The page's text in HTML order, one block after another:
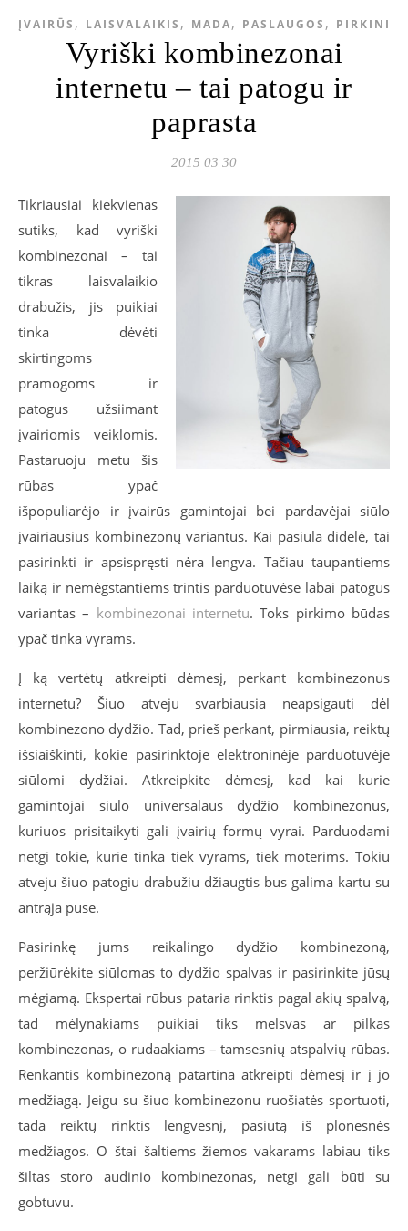
ĮVAIRŪS , LAISVALAIKIS , MADA, PASLAUGOS , PIRKINIAI
Vyriški kombinezonai
internetu – tai patogu ir
paprasta
2015 03 30
Tikriausiai kiekvienas
sutiks, kad vyriški
kombinezonai – tai
tikras laisvalaikio
drabužis, jis puikiai
tinka dėvėti
skirtingoms
pramogoms ir
patogus užsiimant
įvairiomis veiklomis.
Pastaruoju metu šis
rūbas ypač
išpopuliarėjo ir įvairūs gamintojai bei pardavėjai siūlo
įvairiausius kombinezonų variantus. Kai pasiūla didelė, tai
pasirinkti ir apsispręsti nėra lengva. Tačiau taupantiems
laiką ir nemėgstantiems trintis parduotuvėse labai patogus
variantas – kombinezonai internetu. Toks pirkimo būdas
ypač tinka vyrams.
Į ką vertėtų atkreipti dėmesį, perkant kombinezonus
internetu? Šiuo atveju svarbiausia neapsigauti dėl
kombinezono dydžio. Tad, prieš perkant, pirmiausia, reiktų
išsiaiškinti, kokie pasirinktoje elektroninėje parduotuvėje
siūlomi dydžiai. Atkreipkite dėmesį, kad kai kurie
gamintojai siūlo universalaus dydžio kombinezonus,
kuriuos prisitaikyti gali įvairių formų vyrai. Parduodami
netgi tokie, kurie tinka tiek vyrams, tiek moterims. Tokiu
atveju šiuo patogiu drabužiu džiaugtis bus galima kartu su
antrąja puse.
Pasirinkę jums reikalingo dydžio kombinezoną,
peržiūrėkite siūlomas to dydžio spalvas ir pasirinkite jūsų
mėgiamą. Ekspertai rūbus pataria rinktis pagal akių spalvą,
tad mėlynakiams puikiai tiks melsvas ar pilkas
kombinezonas, o rudaakiams – tamsesnių atspalvių rūbas.
Renkantis kombinezoną patartina atkreipti dėmesį ir į jo
medžiagą. Jeigu su šiuo kombinezonu ruošiatės sportuoti,
tada reiktų rinktis lengvesnį, pasiūtą iš plonesnės
medžiagos. O štai šaltiems žiemos vakarams labiau tiks
šiltas storo audinio kombinezonas, netgi gali būti su
gobtuvu.